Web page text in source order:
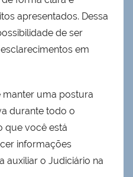
apresentados. Dessa
de ser
em
manter uma postura
durante todo o
que você está
informações
auxiliar o Judiciário na